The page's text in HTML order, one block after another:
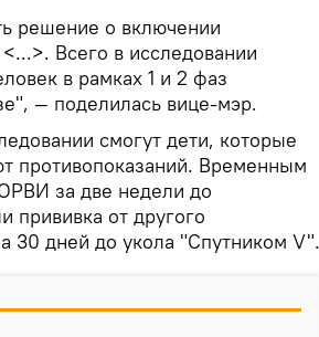
решение о включении
Всего в исследовании
в рамках 1 и 2 фаз
— поделилась вице-мэр.
смогут дети, которые
противопоказаний. Временным
за две недели до
прививка от другого
30 дней до укола "Спутником V".